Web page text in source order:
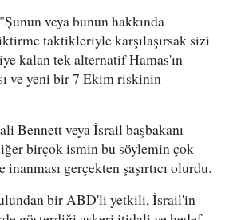
veya bunun hakkında
taktikleriyle karşılaşırsak sizi
kalan tek alternatif Hamas'ın
ve yeni bir 7 Ekim riskinin
Bennett veya İsrail başbakanı
birçok ismin bu söylemin çok
gerçekten şaşırtıcı olurdu.
bir ABD'li yetkili, İsrail'in